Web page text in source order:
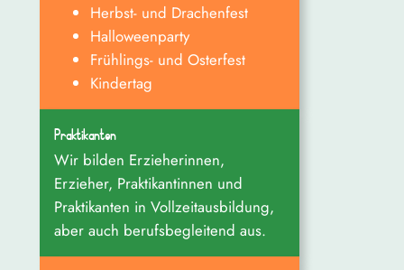
Herbst- und Drachenfest
Halloweenparty
Frühlings- und Osterfest
Kindertag
Praktikanten
Wir bilden Erzieherinnen,
Erzieher, Praktikantinnen und
Praktikanten in Vollzeitausbildung,
aber auch berufsbegleitend aus.